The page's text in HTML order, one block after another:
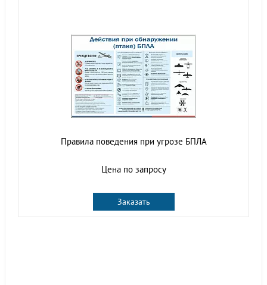
Правила поведения при угрозе БПЛА
Цена по запросу
Заказать